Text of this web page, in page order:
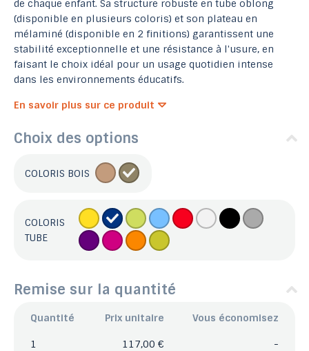
de chaque enfant. Sa structure robuste en tube oblong
(disponible en plusieurs coloris) et son plateau en
mélaminé (disponible en 2 finitions) garantissent une
stabilité exceptionnelle et une résistance à l'usure, en
faisant le choix idéal pour un usage quotidien intense
dans les environnements éducatifs.
En savoir plus sur ce produit
Choix des options
COLORIS BOIS
COLORIS
TUBE
Remise sur la quantité
Quantité Prix unitaire Vous économisez
1 117,00 € -